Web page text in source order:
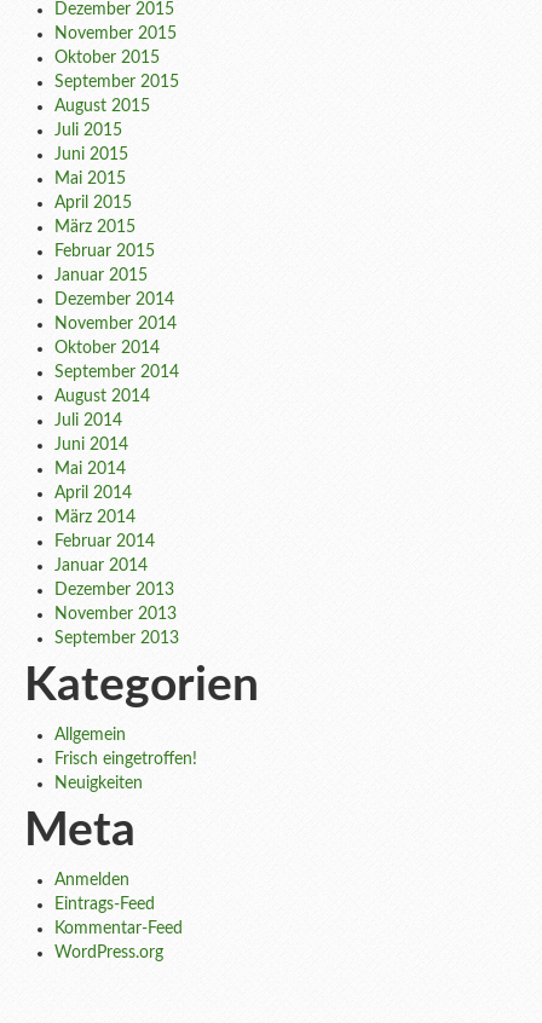
Dezember 2015
November 2015
Oktober 2015
September 2015
August 2015
Juli 2015
Juni 2015
Mai 2015
April 2015
März 2015
Februar 2015
Januar 2015
Dezember 2014
November 2014
Oktober 2014
September 2014
August 2014
Juli 2014
Juni 2014
Mai 2014
April 2014
März 2014
Februar 2014
Januar 2014
Dezember 2013
November 2013
September 2013
Kategorien
Allgemein
Frisch eingetroffen!
Neuigkeiten
Meta
Anmelden
Eintrags-Feed
Kommentar-Feed
WordPress.org